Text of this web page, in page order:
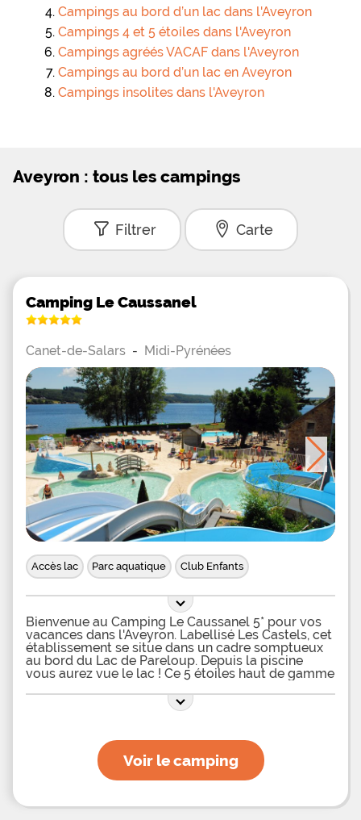
Campings au bord d’un lac dans l'Aveyron
Campings 4 et 5 étoiles dans l'Aveyron
Campings agréés VACAF dans l'Aveyron
Campings au bord d’un lac en Aveyron
Campings insolites dans l'Aveyron
Aveyron : tous les campings
Filtrer Carte
Camping Le Caussanel
Canet-de-Salars - Midi-Pyrénées
Accès lac Parc aquatique Club Enfants
Bienvenue au Camping Le Caussanel 5* pour vos
vacances dans l'Aveyron. Labellisé Les Castels, cet
établissement se situe dans un cadre somptueux
au bord du Lac de Pareloup. Depuis la piscine
vous aurez vue le lac ! Ce 5 étoiles haut de gamme
faciliteront votre séjour. Côté hébergement tout
d'abord. Vous pourrez séjourner en locatifs ou sur
car. Les emplacements nus on une superficie
moyenne de 110 m2 et peuvent accueillir jusqu'à 6
personnes. 2 animaux sont autorisés. Différents
forfaits et options sont disponibles : Simple,
des vacances grand luxe, optez pour la formule
Voir le camping